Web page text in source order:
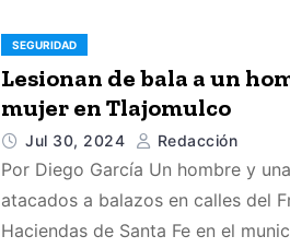
SEGURIDAD
Lesionan de bala a un
mujer en Tlajomulco
Jul 30, 2024 Redacción
Por Diego García Un hombre y
atacados a balazos en calles del
Haciendas de Santa Fe en el